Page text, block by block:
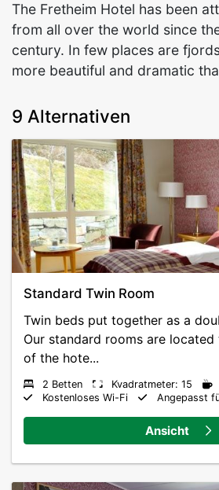
The Fretheim Hotel has been
from all over the world since
century. In few places are
more beautiful and dramatic
9 Alternativen
Standard Twin Room
Twin beds put together as a
Our standard rooms are
of the hote...
2 Betten Kvadratmeter: 15
Kostenloses Wi-Fi
Angepasst
Ansicht